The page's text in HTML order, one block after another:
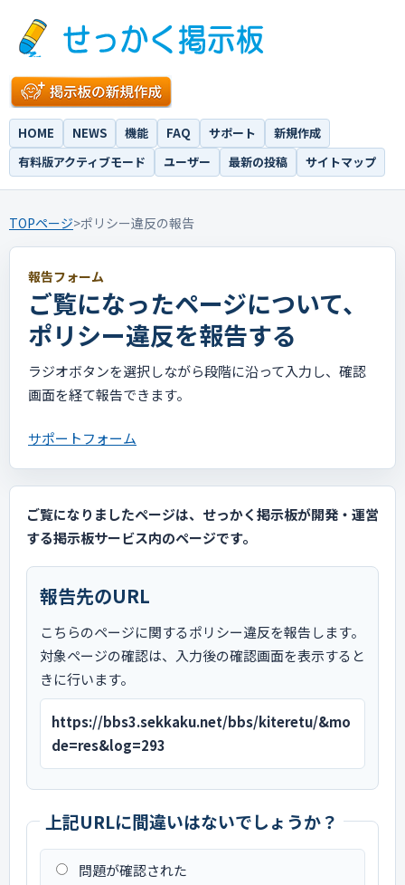
HOME NEWS 機能 FAQ サポート
新規作成
有料版アクティブモード
ユーザー 最新の投稿 サイトマップ
TOPページ>ポリシー違反の報告
報告フォーム
ご覧になったページについて、
ポリシー違反を報告する
ラジオボタンを選択しながら段階に沿って入力し、確認
画面を経て報告できます。
サポートフォーム
ご覧になりましたページは、せっかく掲示板が開発・運営
する掲示板サービス内のページです。
報告先のURL
こちらのページに関するポリシー違反を報告します。
対象ページの確認は、入力後の確認画面を表示すると
きに行います。
https://bbs3.sekkaku.net/bbs/kiteretu/&mo
de=res&log=293
上記URLに間違いはないでしょうか？
問題が確認された